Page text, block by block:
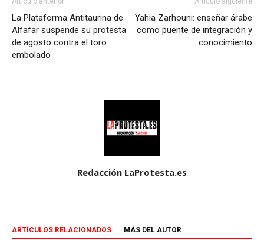
La Plataforma Antitaurina de
Alfafar suspende su protesta
de agosto contra el toro
embolado
Yahia Zarhouni: enseñar árabe
como puente de integración y
conocimiento
Redacción LaProtesta.es
ARTÍCULOS RELACIONADOS MÁS DEL AUTOR